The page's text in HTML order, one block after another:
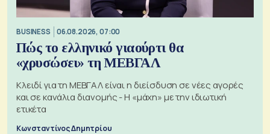
BUSINESS 06.08.2026, 07:00
Πώς το ελληνικό γιαούρτι θα
«χρυσώσει» τη ΜΕΒΓΑΛ
Κλειδί για τη ΜΕΒΓΑΛ είναι η διείσδυση σε νέες αγορές
και σε κανάλια διανομής - Η «μάχη» με την ιδιωτική
ετικέτα
Κωνσταντίνος Δημητρίου